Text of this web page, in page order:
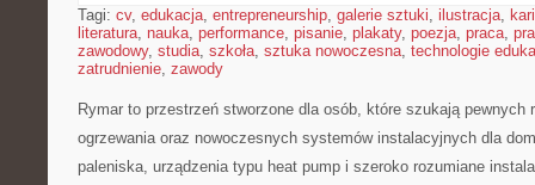
Tagi: cv, edukacja, entrepreneurship, galerie sztuki, ilustracja,
literatura, nauka, performance, pisanie, plakaty, poezja, praca,
zawodowy, studia, szkoła, sztuka nowoczesna, technologie
zatrudnienie, zawody
Rymar to przestrzeń stworzone dla osób, które szukają pewnych
ogrzewania oraz nowoczesnych systemów instalacyjnych dla
paleniska, urządzenia typu heat pump i szeroko rozumiane